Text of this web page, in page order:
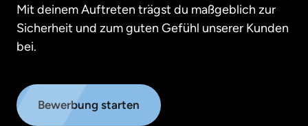
Mit deinem Auftreten trägst du maßgeblich zur
Sicherheit und zum guten Gefühl unserer Kunden
bei.
Bewerbung starten